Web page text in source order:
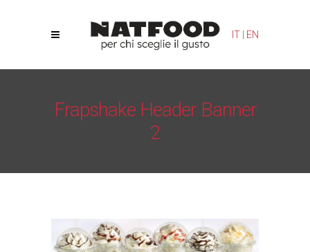
IT EN
Frapshake Header Banner
2
Le tue preferenze relative alla privacy